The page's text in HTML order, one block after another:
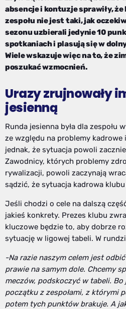
absencje i kontuzje sprawiły,
zespołu nie jest taki, jak
sezonu uzbierali jedynie 10
spotkaniach i plasują się w
Wiele wskazuje więc na to, że
poszukać wzmocnień.
Urazy zrujnowały
jesienną
Runda jesienna była dla zespołu
ze względu na problemy kadrowe
jednak, że sytuacja powoli
Zawodnicy, których problemy
rywalizacji, powoli zaczynają
sądzić, że sytuacja kadrowa
Jeśli chodzi o cele na dalszą
jakieś konkrety. Prezes klubu
kluczowe będzie to, aby dobrze
sytuację w ligowej tabeli. W
-Na razie naszym celem jest
prawie na samym dole. Chcemy
meczów, podskoczyć w tabeli. Bo
początku z zespołami, z którymi
potem tych punktów brakuje. A